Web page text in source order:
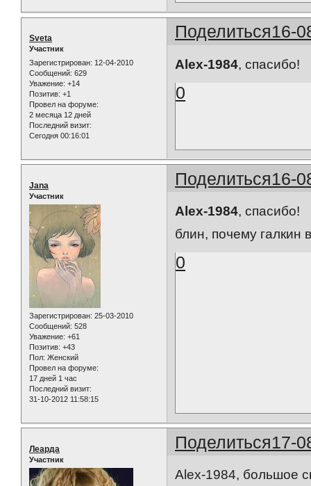
Поделиться16-
Sveta
Участник
Зарегистрирован: 12-04-2010
Сообщений: 629
Уважение: +14
Позитив: +1
Провел на форуме:
2 месяца 12 дней
Последний визит:
Сегодня 00:16:01
Alex-1984, cпасибо!
0
Поделиться16-
Jana
Участник
Зарегистрирован: 25-03-2010
Сообщений: 528
Уважение: +61
Позитив: +43
Пол: Женский
Провел на форуме:
17 дней 1 час
Последний визит:
31-10-2012 11:58:15
Alex-1984, спасибо!
блин, почему галкин
0
Поделиться17-
Леарда
Участник
Alex-1984, большое